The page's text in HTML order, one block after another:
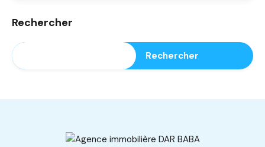
Rechercher
Rechercher